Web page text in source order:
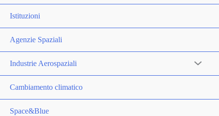
Istituzioni
Agenzie Spaziali
Industrie Aerospaziali
Cambiamento climatico
Space&Blue